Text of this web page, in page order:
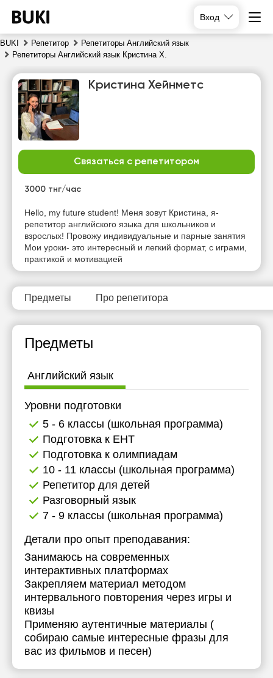
Вход
BUKI Репетитор
Репетиторы Английский язык
Репетиторы Английский язык Кристина Х.
Кристина Хейнметс
Связаться с репетитором
3000 тнг/час
Hello, my future student! Меня зовут Кристина, я-
репетитор английского языка для школьников и
взрослых! Провожу индивидуальные и парные занятия
Мои уроки- это интересный и легкий формат, с играми,
практикой и мотивацией
Предметы Про репетитора
Предметы
Английский язык
Уровни подготовки
5 - 6 классы (школьная программа)
Подготовка к ЕНТ
Подготовка к олимпиадам
10 - 11 классы (школьная программа)
Репетитор для детей
Разговорный язык
7 - 9 классы (школьная программа)
Детали про опыт преподавания:
Занимаюсь на современных
интерактивных платформах
Закрепляем материал методом
интервального повторения через игры и
квизы
Применяю аутентичные материалы (
собираю самые интересные фразы для
вас из фильмов и песен)
сб
вс
Нет
свободных
часов
Нет
свободных
часов
Нет
свободных
часов
свободных
часов